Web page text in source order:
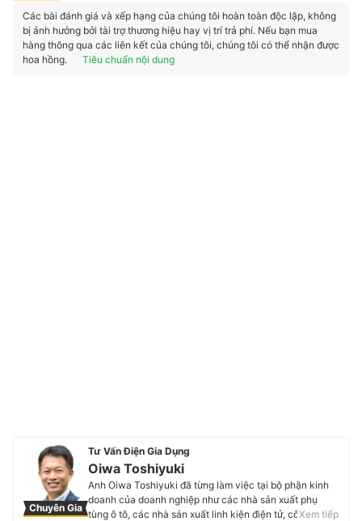
Các bài đánh giá và xếp hạng của chúng tôi hoàn toàn độc lập, không
bị ảnh hưởng bởi tài trợ thương hiệu hay vị trí trả phí. Nếu bạn mua
hàng thông qua các liên kết của chúng tôi, chúng tôi có thể nhận được
hoa hồng.
Tiêu chuẩn nội dung
Chuyên Gia
Tư Vấn Điện Gia Dụng
Oiwa Toshiyuki
Anh Oiwa Toshiyuki đã từng làm việc tại bộ phận kinh
doanh của doanh nghiệp như các nhà sản xuất phụ
tùng ô tô, các nhà sản xuất linh kiện điện tử, công tyXem tiếp